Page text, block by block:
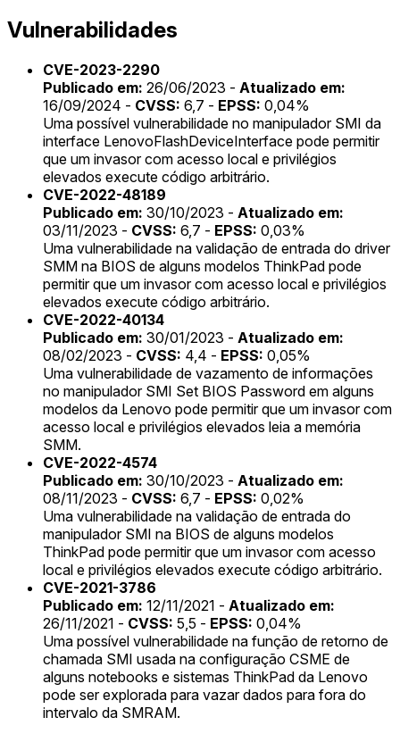
Vulnerabilidades
CVE-2023-2290
Publicado em: 26/06/2023 - Atualizado em:
16/09/2024 - CVSS: 6,7 - EPSS: 0,04%
Uma possível vulnerabilidade no manipulador SMI da
interface LenovoFlashDeviceInterface pode permitir
que um invasor com acesso local e privilégios
elevados execute código arbitrário.
CVE-2022-48189
Publicado em: 30/10/2023 - Atualizado em:
03/11/2023 - CVSS: 6,7 - EPSS: 0,03%
Uma vulnerabilidade na validação de entrada do driver
SMM na BIOS de alguns modelos ThinkPad pode
permitir que um invasor com acesso local e privilégios
elevados execute código arbitrário.
CVE-2022-40134
Publicado em: 30/01/2023 - Atualizado em:
08/02/2023 - CVSS: 4,4 - EPSS: 0,05%
Uma vulnerabilidade de vazamento de informações
no manipulador SMI Set BIOS Password em alguns
modelos da Lenovo pode permitir que um invasor com
acesso local e privilégios elevados leia a memória
SMM.
CVE-2022-4574
Publicado em: 30/10/2023 - Atualizado em:
08/11/2023 - CVSS: 6,7 - EPSS: 0,02%
Uma vulnerabilidade na validação de entrada do
manipulador SMI na BIOS de alguns modelos
ThinkPad pode permitir que um invasor com acesso
local e privilégios elevados execute código arbitrário.
CVE-2021-3786
Publicado em: 12/11/2021 - Atualizado em:
26/11/2021 - CVSS: 5,5 - EPSS: 0,04%
Uma possível vulnerabilidade na função de retorno de
chamada SMI usada na configuração CSME de
alguns notebooks e sistemas ThinkPad da Lenovo
pode ser explorada para vazar dados para fora do
intervalo da SMRAM.